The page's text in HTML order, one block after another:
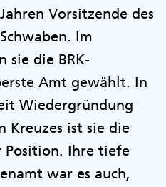
Vorsitzende des
Im
sie die BRK-
Amt gewählt. In
Wiedergründung
Kreuzes ist sie die
Position. Ihre tiefe
war es auch,